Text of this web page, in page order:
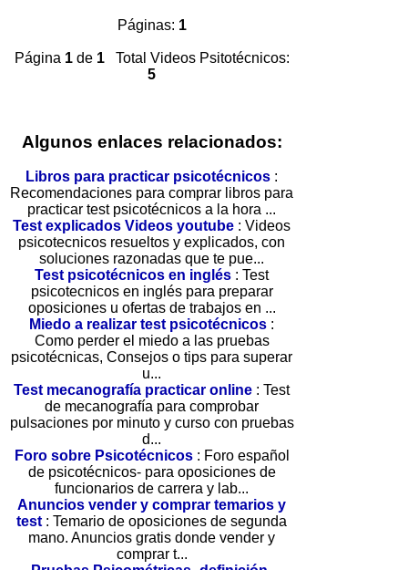
Páginas: 1
Página 1de 1
Total Videos Psitotécnicos:
5
Algunos enlaces relacionados:
Libros para practicar psicotécnicos :
Recomendaciones para comprar libros para
practicar test psicotécnicos a la hora ...
Test explicados Videos youtube : Videos
psicotecnicos resueltos y explicados, con
soluciones razonadas que te pue...
Test psicotécnicos en inglés : Test
psicotecnicos en inglés para preparar
oposiciones u ofertas de trabajos en ...
Miedo a realizar test psicotécnicos :
Como perder el miedo a las pruebas
psicotécnicas, Consejos o tips para superar
u...
Test mecanografía practicar online : Test
de mecanografía para comprobar
pulsaciones por minuto y curso con pruebas
d...
Foro sobre Psicotécnicos : Foro español
de psicotécnicos- para oposiciones de
funcionarios de carrera y lab...
Anuncios vender y comprar temarios y
test : Temario de oposiciones de segunda
mano. Anuncios gratis donde vender y
comprar t...